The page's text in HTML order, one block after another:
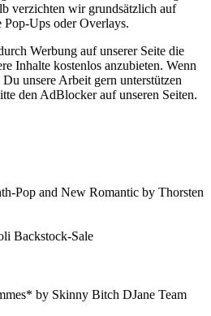
verzichten wir grundsätzlich auf
Pop-Ups oder Overlays.
Werbung auf unserer Seite die
Inhalte kostenlos anzubieten. Wenn
unsere Arbeit gern unterstützen
den AdBlocker auf unseren Seiten.
Pop and New Romantic by Thorsten
Backstock-Sale
by Skinny Bitch DJane Team